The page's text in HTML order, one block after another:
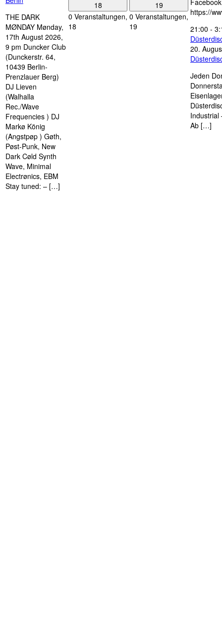
THE DARK
MØNDAY Mønday,
17th August 2026,
9 pm Duncker Club
(Dunckerstr. 64,
10439 Berlin-
Prenzlauer Berg)
DJ Lieven
(Walhalla
Rec./Wave
Frequencies ) DJ
Markø König
(Angstpøp ) Gøth,
Pøst-Punk, New
Dark Cøld Synth
Wave, Minimal
Electrønics, EBM
Stay tuned: – […]
18
0 Veranstaltungen,
18
19
0 Veranstaltungen,
19
https://
21:00 -
20.
Jeden
Industrial
Ab […]